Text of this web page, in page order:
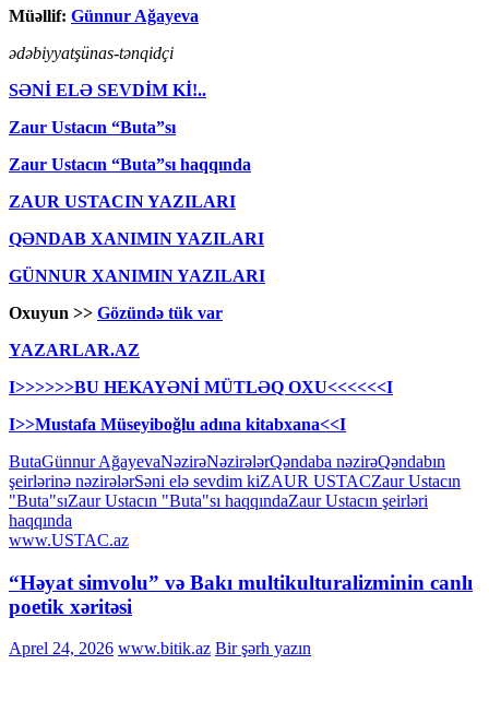
Müəllif: Günnur Ağayeva
ədəbiyyatşünas-tənqidçi
SƏNİ ELƏ SEVDİM Kİ!..
Zaur Ustacın “Buta”sı
Zaur Ustacın “Buta”sı haqqında
ZAUR USTACIN YAZILARI
QƏNDAB XANIMIN YAZILARI
GÜNNUR XANIMIN YAZILARI
Oxuyun >> Gözündə tük var
YAZARLAR.AZ
I>>>>>>BU HEKAYƏNİ MÜTLƏQ OXU<<<<<<I
I>>Mustafa Müseyiboğlu adına kitabxana<<I
ButaGünnur AğayevaNəzirəNəzirələrQəndaba nəzirəQəndabın
şeirlərinə nəzirələrSəni elə sevdim kiZAUR USTACZaur Ustacın
"Buta"sıZaur Ustacın "Buta"sı haqqındaZaur Ustacın şeirləri
haqqında
www.USTAC.az
“Həyat simvolu” və Bakı multikulturalizminin canlı
poetik xəritəsi
Aprel 24, 2026 www.bitik.az Bir şərh yazın